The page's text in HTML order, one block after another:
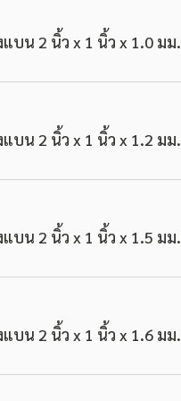
แบน 2 นิ้ว x 1 นิ้ว x 1.0 มม.
แบน 2 นิ้ว x 1 นิ้ว x 1.2 มม.
แบน 2 นิ้ว x 1 นิ้ว x 1.5 มม.
แบน 2 นิ้ว x 1 นิ้ว x 1.6 มม.